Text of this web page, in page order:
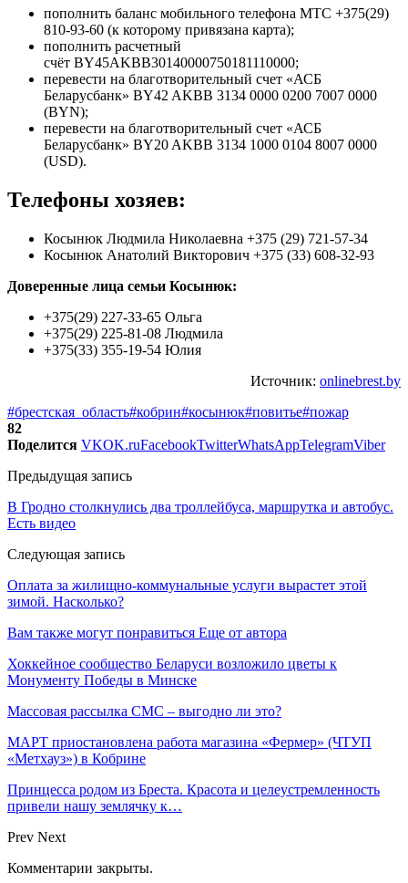
пополнить баланс мобильного телефона МТС +375(29)
810-93-60 (к которому привязана карта);
пополнить расчетный
счёт BY45AKBB30140000750181110000;
перевести на благотворительный счет «АСБ
Беларусбанк» BY42 AKBB 3134 0000 0200 7007 0000
(BYN);
перевести на благотворительный счет «АСБ
Беларусбанк» BY20 AKBB 3134 1000 0104 8007 0000
(USD).
Телефоны хозяев:
Косынюк Людмила Николаевна +375 (29) 721-57-34
Косынюк Анатолий Викторович +375 (33) 608-32-93
Доверенные лица семьи Косынюк:
+375(29) 227-33-65 Ольга
+375(29) 225-81-08 Людмила
+375(33) 355-19-54 Юлия
Источник: onlinebrest.by
#брестская_область#кобрин#косынюк#повитье#пожар
82
Поделится VKOK.ruFacebookTwitterWhatsAppTelegramViber
Предыдущая запись
В Гродно столкнулись два троллейбуса, маршрутка и автобус.
Есть видео
Следующая запись
Оплата за жилищно-коммунальные услуги вырастет этой
зимой. Насколько?
Вам также могут понравиться Еще от автора
Хоккейное сообщество Беларуси возложило цветы к
Монументу Победы в Минске
Массовая рассылка СМС – выгодно ли это?
МАРТ приостановлена работа магазина «Фермер» (ЧТУП
«Метхауз») в Кобрине
Принцесса родом из Бреста. Красота и целеустремленность
привели нашу землячку к…
Prev Next
Комментарии закрыты.